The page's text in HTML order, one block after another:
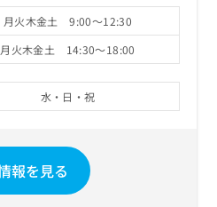
月火木金土 9:00～12:30
月火木金土 14:30～18:00
水・日・祝
報を見る